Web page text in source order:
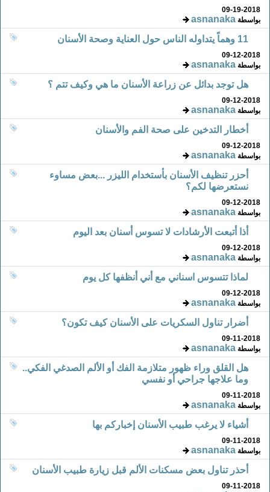
09-19-2018
بواسطةasnanaka
11 وهماً يتداوله الناس حول العناية وصحة الأسنان
09-12-2018
بواسطةasnanaka
هل توجد بدائل عن زراعة الأسنان ما هي وكيف تتم ؟
09-12-2018
بواسطةasnanaka
أخطار التدخين على صحة الفم والأسنان
09-12-2018
بواسطةasnanaka
أحزر تنظيف الأسنان بأستخدام الليزر ...بعض مساوء
نستعرضها لكم؟
09-12-2018
بواسطةasnanaka
أذا أتبعت الأرشادات لا تسوس أسنان بعد اليوم
09-12-2018
بواسطةasnanaka
لماذا تتسوس اسناني مع أني أنظفها كل يوم
09-12-2018
بواسطةasnanaka
أضرار تناول السكريات على الأسنان كيف تكون؟
09-11-2018
بواسطةasnanaka
هل القلق وراء ظهور متلازمة الفك أو الألم الصدغي الفكي..
وما علاجها جراحي أو نفسي
09-11-2018
بواسطةasnanaka
أشياء لا يرغب طبيب الأسنان إخباركم بها
09-11-2018
بواسطةasnanaka
أحذر تناول بعض مسكنات الألم قبل زيارة طبيب الأسنان
09-11-2018